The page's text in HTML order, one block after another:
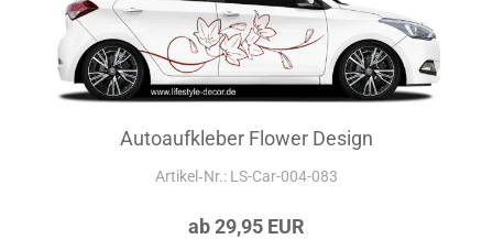
Autoaufkleber Flower Design
Artikel‑Nr.: LS-Car-004-083
ab 29,95 EUR